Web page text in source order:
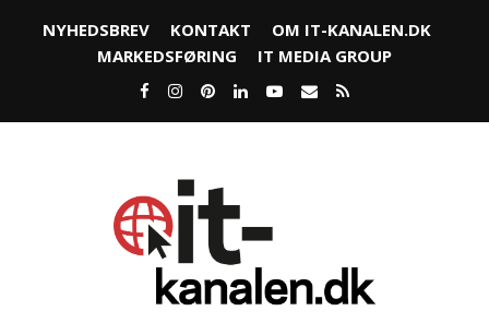
NYHEDSBREV KONTAKT
OM IT-KANALEN.DK
MARKEDSFØRING
IT MEDIA GROUP